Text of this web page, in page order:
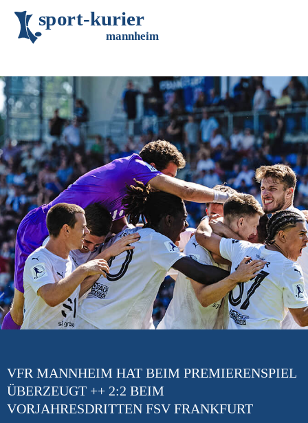
sport-kurier
mannheim
VFR MANNHEIM HAT BEIM PREMIERENSPIEL
ÜBERZEUGT ++ 2:2 BEIM
VORJAHRESDRITTEN FSV FRANKFURT